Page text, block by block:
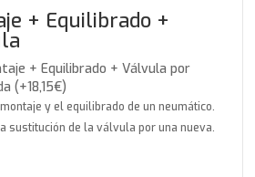
+ Equilibrado +
+ Equilibrado + Válvula por
(+18,15€)
y el equilibrado de un neumático.
sustitución de la válvula por una nueva.